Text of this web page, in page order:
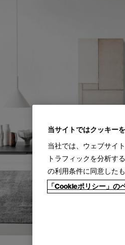
当サイトではクッキー
当社では、ウェブサイ
トラフィックを分析す
の利用条件に同意した
「Cookieポリシー」